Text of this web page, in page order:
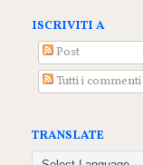
ISCRIVITI A
Post
Tutti i commenti
TRANSLATE